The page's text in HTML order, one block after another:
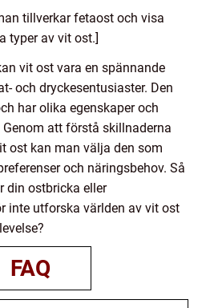
tillverkar fetaost och visa
typer av vit ost.]
vit ost vara en spännande
och dryckesentusiaster. Den
har olika egenskaper och
att förstå skillnaderna
ost kan man välja den som
och näringsbehov. Så
din ostbricka eller
inte utforska världen av vit ost
FAQ